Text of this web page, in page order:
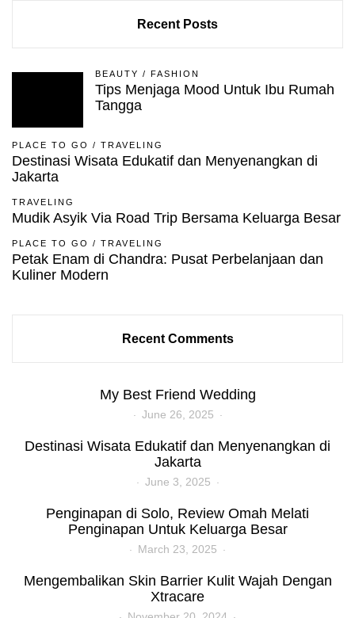
Recent Posts
BEAUTY / FASHION
Tips Menjaga Mood Untuk Ibu Rumah
Tangga
PLACE TO GO / TRAVELING
Destinasi Wisata Edukatif dan Menyenangkan di
Jakarta
TRAVELING
Mudik Asyik Via Road Trip Bersama Keluarga Besar
PLACE TO GO / TRAVELING
Petak Enam di Chandra: Pusat Perbelanjaan dan
Kuliner Modern
Recent Comments
My Best Friend Wedding
June 26, 2025
Destinasi Wisata Edukatif dan Menyenangkan di
Jakarta
June 3, 2025
Penginapan di Solo, Review Omah Melati
Penginapan Untuk Keluarga Besar
March 23, 2025
Mengembalikan Skin Barrier Kulit Wajah Dengan
Xtracare